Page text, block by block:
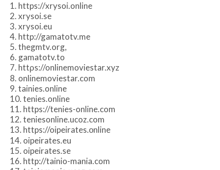
1. https://xrysoi.online
2. xrysoi.se
3. xrysoi.eu
4. http://gamatotv.me
5. thegmtv.org,
6. gamatotv.to
7. httρs://onlinemoviestar.xyz
8. onlinemoviestar.com
9. tainies.online
10. tenies.online
11. https://tenies-online.com
12. teniesonline.ucoz.com
13. https://oipeirates.οnline
14. oipeirates.eu
15. oipeirates.se
16. http://tainio-mania.com